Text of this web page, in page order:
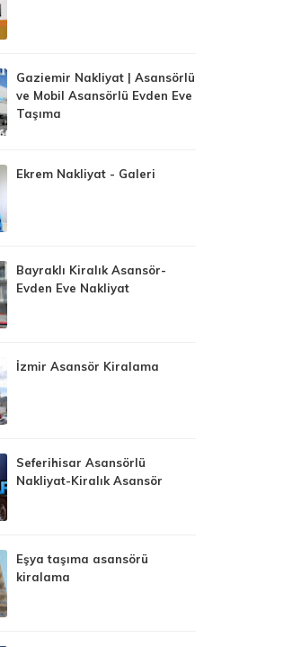
Gaziemir Nakliyat | Asansörlü
ve Mobil Asansörlü Evden Eve
Taşıma
Ekrem Nakliyat - Galeri
Bayraklı Kiralık Asansör-
Evden Eve Nakliyat
İzmir Asansör Kiralama
Seferihisar Asansörlü
Nakliyat-Kiralık Asansör
Eşya taşıma asansörü
kiralama